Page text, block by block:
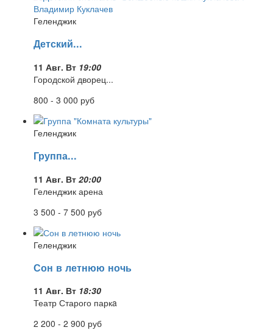
Геленджик
Детский...
11 Авг. Вт 19:00
Городской дворец...
800 - 3 000 руб
Геленджик
Группа...
11 Авг. Вт 20:00
Геленджик арена
3 500 - 7 500 руб
Геленджик
Сон в летнюю ночь
11 Авг. Вт 18:30
Театр Старого паркa
2 200 - 2 900 руб